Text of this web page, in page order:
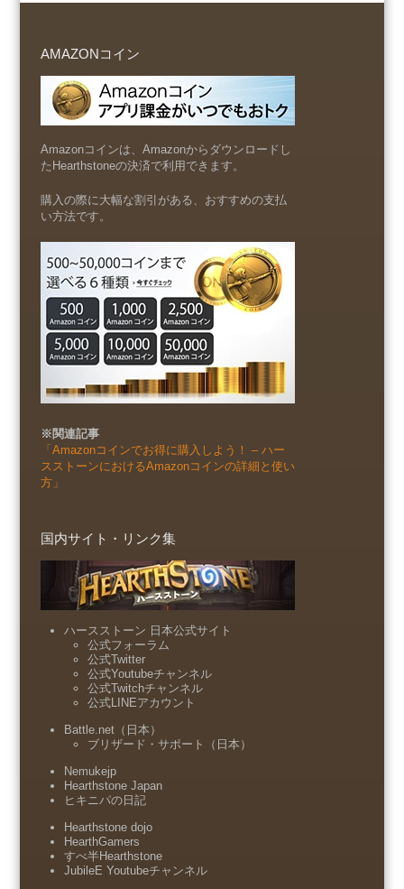
AMAZONコイン
Amazonコインは、Amazonからダウンロードし
たHearthstoneの決済で利用できます。
購入の際に大幅な割引がある、おすすめの支払
い方法です。
※関連記事
「Amazonコインでお得に購入しよう！ – ハー
スストーンにおけるAmazonコインの詳細と使い
方」
国内サイト・リンク集
ハースストーン 日本公式サイト
公式フォーラム
公式Twitter
公式Youtubeチャンネル
公式Twitchチャンネル
公式LINEアカウント
Battle.net（日本）
ブリザード・サポート（日本）
Nemukejp
Hearthstone Japan
ヒキニパの日記
Hearthstone dojo
HearthGamers
すべ半Hearthstone
JubileE Youtubeチャンネル